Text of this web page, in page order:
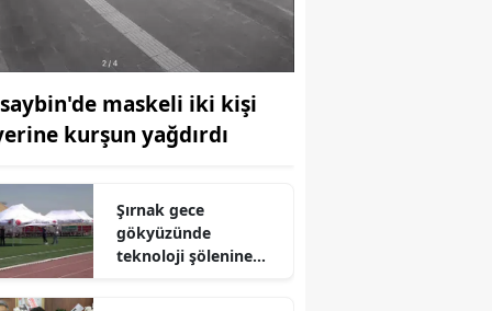
Burdur
Bursa
Çanakkale
Çankırı
Denizli
maskeli iki kişi
kurşun yağdırdı
Şırnak gece
gökyüzünde
teknoloji şölenine